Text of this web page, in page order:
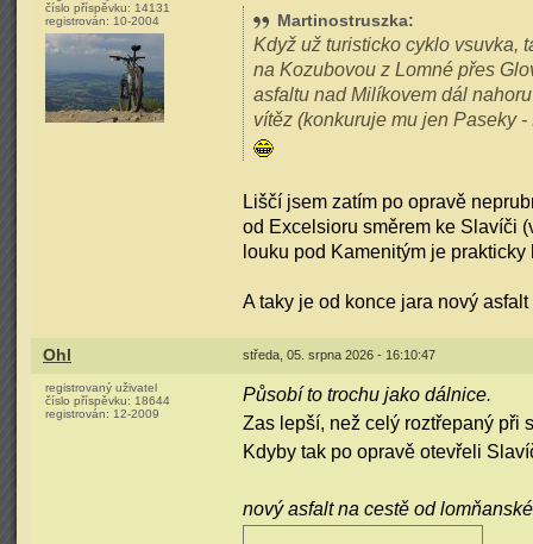
číslo příspěvku: 14131
registrován: 10-2004 Martinostruszka:
Když už turisticko cyklo vsuvka,
na Kozubovou z Lomné přes
asfaltu nad Milíkovem dál
vítěz (konkuruje mu jen Paseky
Liščí jsem zatím po opravě
od Excelsioru směrem ke Slavíči
louku pod Kamenitým je prakticky
A taky je od konce jara nový
Ohl středa, 05. srpna 2026 - 16:10:47
registrovaný uživatel
číslo příspěvku: 18644
registrován: 12-2009
Působí to trochu jako dálnice.
Zas lepší, než celý roztřepaný při
Kdyby tak po opravě otevřeli
nový asfalt na cestě od